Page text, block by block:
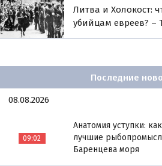
Литва и Холокост:
убийцам евреев? –
Последние
08.08.2026
09:02
Анатомия уступки:
лучшие
Баренцева моря